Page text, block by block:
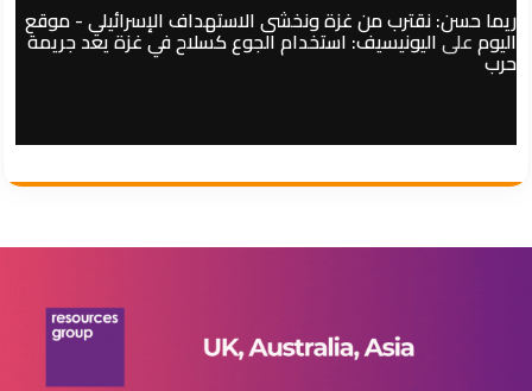
ريما حسن: نقترب من غزة ونخشى الاستهداف الإسرائيلي - موقع
اليومعلىاليونيسيف: استخدام الجوع كسلاح في غزة يعد جريمة
حرب